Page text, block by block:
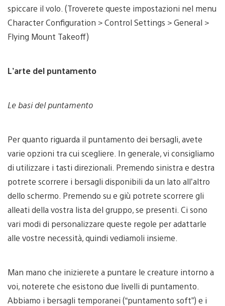
spiccare il volo. (Troverete queste impostazioni nel menu
Character Configuration > Control Settings > General >
Flying Mount Takeoff)
L’arte del puntamento
Le basi del puntamento
Per quanto riguarda il puntamento dei bersagli, avete
varie opzioni tra cui scegliere. In generale, vi consigliamo
di utilizzare i tasti direzionali. Premendo sinistra e destra
potrete scorrere i bersagli disponibili da un lato all’altro
dello schermo. Premendo su e giù potrete scorrere gli
alleati della vostra lista del gruppo, se presenti. Ci sono
vari modi di personalizzare queste regole per adattarle
alle vostre necessità, quindi vediamoli insieme.
Man mano che inizierete a puntare le creature intorno a
voi, noterete che esistono due livelli di puntamento.
Abbiamo i bersagli temporanei (“puntamento soft”) e i